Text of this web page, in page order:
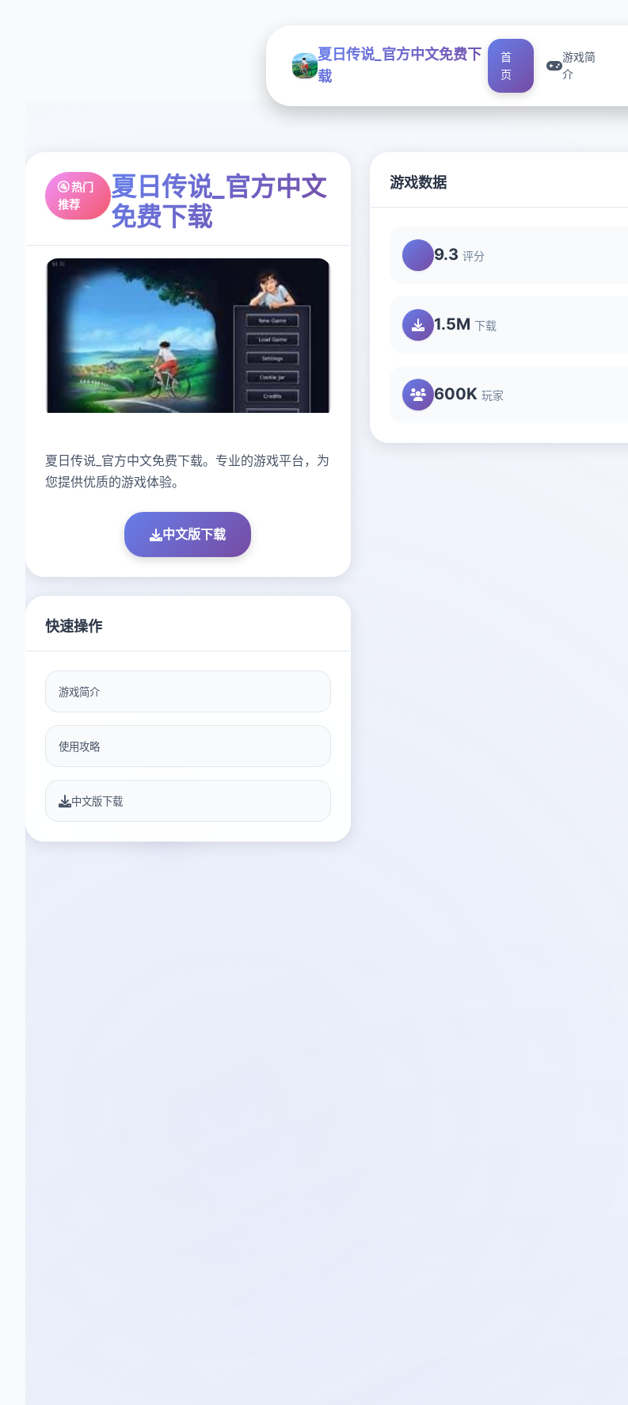
夏日传说_官方中文免费下
载
首
页
游戏简
介
🚰 热门
推荐
夏日传说_官方中文
免费下载
夏日传说_官方中文免费下载。专业的游戏平台，为
您提供优质的游戏体验。
中文版下载
游戏数据
9.3 评分
1.5M 下载
600K 玩家
快速操作
游戏简介
使用攻略
中文版下载